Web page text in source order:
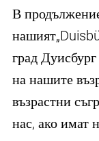
В
град
на нашите
възрастни
нас, ако имат